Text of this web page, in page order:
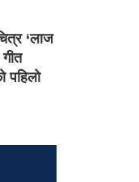
‘लाज
पहिलो